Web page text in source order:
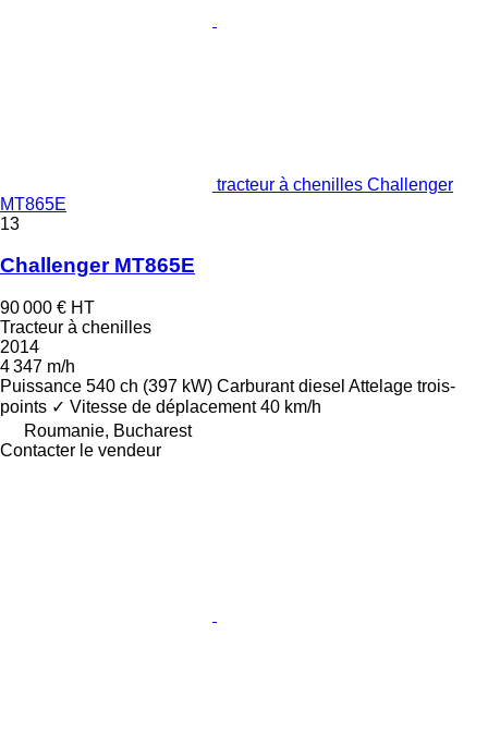
tracteur à chenilles Challenger
MT865E
13
Challenger MT865E
90 000 € HT
Tracteur à chenilles
2014
4 347 m/h
Puissance 540 ch (397 kW) Carburant diesel Attelage trois-
points ✓ Vitesse de déplacement 40 km/h
Roumanie, Bucharest
Contacter le vendeur